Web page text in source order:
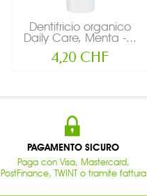
Dentifricio organico
Daily Care, Menta -...
4,20 CHF
PAGAMENTO SICURO
Paga con Visa, Mastercard,
PostFinance, TWINT o tramite fattura